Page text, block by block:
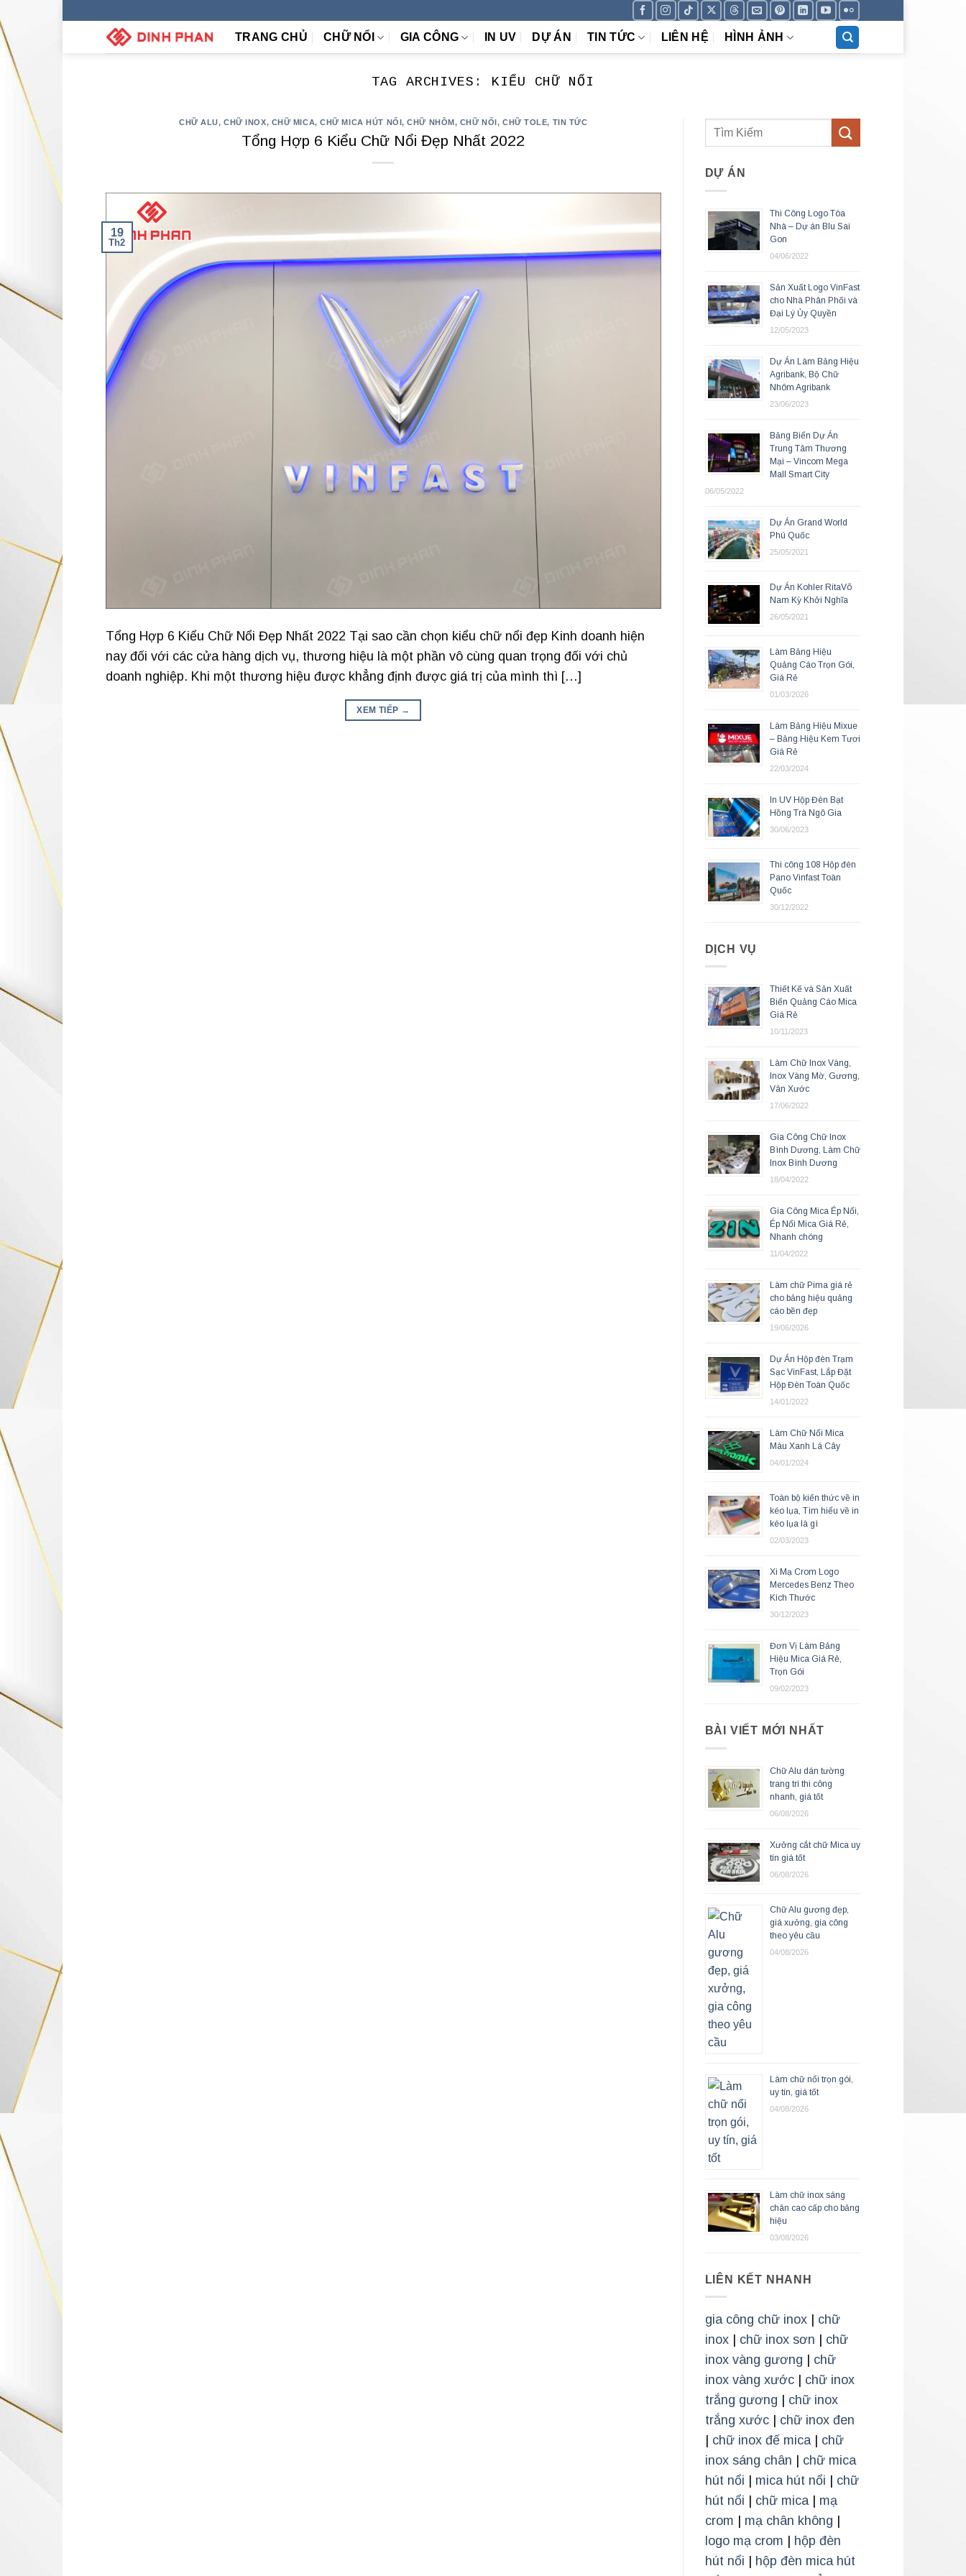
TRANG CHỦ CHỮ NỔI GIA CÔNG IN UV DỰ ÁN TIN TỨC LIÊN HỆ HÌNH ẢNH
TAG ARCHIVES: KIỂU CHỮ NỔI
CHỮ ALU,CHỮ INOX, CHỮ MICA,CHỮ MICA HÚT NỔI,CHỮ NHÔM , CHỮ NỔI , CHỮ TOLE, TIN TỨC
Tổng Hợp 6 Kiểu Chữ Nổi Đẹp Nhất 2022
19
Th2
Tổng Hợp 6 Kiểu Chữ Nổi Đẹp Nhất 2022 Tại sao cần chọn kiểu chữ nổi đẹp Kinh doanh hiện
nay đối với các cửa hàng dịch vụ, thương hiệu là một phần vô cùng quan trọng đối với chủ
doanh nghiệp. Khi một thương hiệu được khẳng định được giá trị của mình thì […]
XEM TIẾP →
DỰ ÁN
Thi Công Logo Tòa
Nhà – Dự án Blu Sai
Gon
04/06/2022
Sản Xuất Logo VinFast
cho Nhà Phân Phối và
Đại Lý Ủy Quyền
12/05/2023
Dự Án Làm Bảng Hiệu
Agribank, Bộ Chữ
Nhôm Agribank
23/06/2023
Bảng Biển Dự Án
Trung Tâm Thương
Mại – Vincom Mega
Mall Smart City
06/05/2022
Dự Án Grand World
Phú Quốc
25/05/2021
Dự Án Kohler RitaVõ
Nam Kỳ Khởi Nghĩa
26/05/2021
Làm Bảng Hiệu
Quảng Cáo Trọn Gói,
Giá Rẻ
01/03/2026
Làm Bảng Hiệu Mixue
– Bảng Hiệu Kem Tươi
Giá Rẻ
22/03/2024
In UV Hộp Đèn Bạt
Hồng Trà Ngô Gia
30/06/2023
Thi công 108 Hộp đèn
Pano Vinfast Toàn
Quốc
30/12/2022
DỊCH VỤ
Thiết Kế và Sản Xuất
Biển Quảng Cáo Mica
Giá Rẻ
10/11/2023
Làm Chữ Inox Vàng,
Inox Vàng Mờ, Gương,
Vân Xước
17/06/2022
Gia Công Chữ Inox
Bình Dương, Làm Chữ
Inox Bình Dương
18/04/2022
Gia Công Mica Ép Nổi,
Ép Nổi Mica Giá Rẻ,
Nhanh chóng
11/04/2022
Làm chữ Pima giá rẻ
cho bảng hiệu quảng
cáo bền đẹp
19/06/2026
Dự Án Hộp đèn Trạm
Sạc VinFast, Lắp Đặt
Hộp Đèn Toàn Quốc
14/01/2022
Làm Chữ Nổi Mica
Màu Xanh Lá Cây
04/01/2024
Toàn bộ kiến thức về in
kéo lụa, Tìm hiểu về in
kéo lụa là gì
02/03/2023
Xi Mạ Crom Logo
Mercedes Benz Theo
Kích Thước
30/12/2023
Đơn Vị Làm Bảng
Hiệu Mica Giá Rẻ,
Trọn Gói
09/02/2023
BÀI VIẾT MỚI NHẤT
Chữ Alu dán tường
trang trí thi công
nhanh, giá tốt
06/08/2026
Xưởng cắt chữ Mica uy
tín giá tốt
06/08/2026
Chữ Alu gương đẹp,
giá xưởng, gia công
theo yêu cầu
04/08/2026
Làm chữ nổi trọn gói,
uy tín, giá tốt
04/08/2026
Làm chữ inox sáng
chân cao cấp cho bảng
hiệu
03/08/2026
LIÊN KẾT NHANH
gia công chữ inox| chữ
inox| chữ inox sơn
chữ
inox vàng gương
chữ
inox vàng xước| chữ inox
trắng gương
chữ inox
trắng xước| chữ inox đen
chữ inox đế mica| chữ
inox sáng chân
chữ mica
hút nổi
mica hút nổi
chữ
hút nổi
chữ mica| mạ
crom
mạ chân không
logo mạ crom
hộp đèn
hút nổi
hộp đèn mica hút